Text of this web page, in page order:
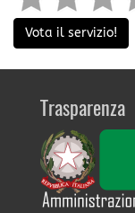
Vota il servizio!
Trasparenza